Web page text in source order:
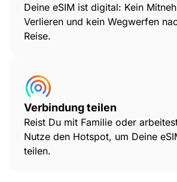
Deine eSIM ist digital: Kein
Verlieren und kein Wegwerfen
Reise.
Verbindung teilen
Reist Du mit Familie oder
Nutze den Hotspot, um Deine
teilen.